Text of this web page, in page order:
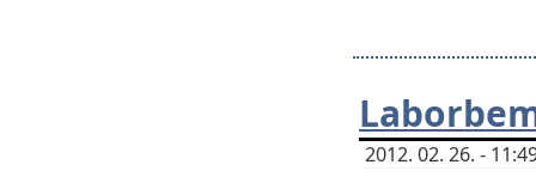
2012. 02. 26. -